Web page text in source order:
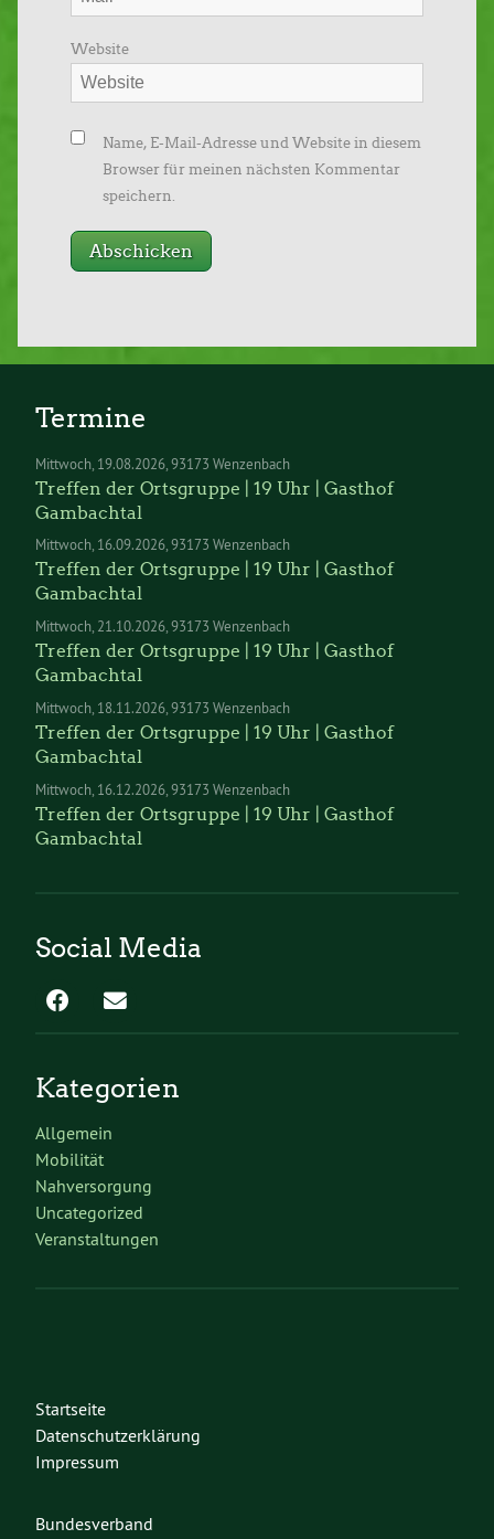
Website
Name, E-Mail-Adresse und Website in diesem
Browser für meinen nächsten Kommentar
speichern.
Termine
Mittwoch 19.08.2026 93173 Wenzenbach
Treffen der Ortsgruppe | 19 Uhr | Gasthof
Gambachtal
Mittwoch 16.09.2026 93173 Wenzenbach
Treffen der Ortsgruppe | 19 Uhr | Gasthof
Gambachtal
Mittwoch 21.10.2026 93173 Wenzenbach
Treffen der Ortsgruppe | 19 Uhr | Gasthof
Gambachtal
Mittwoch 18.11.2026 93173 Wenzenbach
Treffen der Ortsgruppe | 19 Uhr | Gasthof
Gambachtal
Mittwoch 16.12.2026 93173 Wenzenbach
Treffen der Ortsgruppe | 19 Uhr | Gasthof
Gambachtal
Social Media
Kategorien
Allgemein
Mobilität
Nahversorgung
Uncategorized
Veranstaltungen
Startseite
Datenschutzerklärung
Impressum
Bundesverband